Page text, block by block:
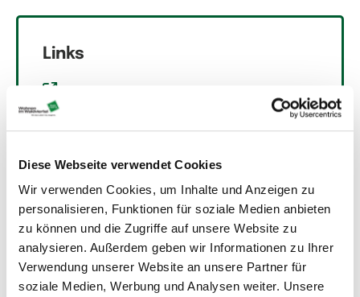
Diese Webseite verwendet Cookies
Wir verwenden Cookies, um Inhalte und Anzeigen zu
personalisieren, Funktionen für soziale Medien anbieten
zu können und die Zugriffe auf unsere Website zu
analysieren. Außerdem geben wir Informationen zu Ihrer
Verwendung unserer Website an unsere Partner für
soziale Medien, Werbung und Analysen weiter. Unsere
Links
Nahversorgungs-Angebote im
Waldviertel